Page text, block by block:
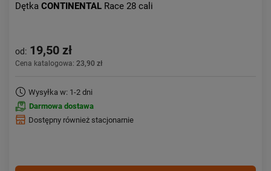
Dętka CONTINENTAL Race 28 cali
od: 19,50 zł
Cena katalogowa: 23,90 zł
Wysyłka w: 1-2 dni
Darmowa dostawa
Dostępny również stacjonarnie